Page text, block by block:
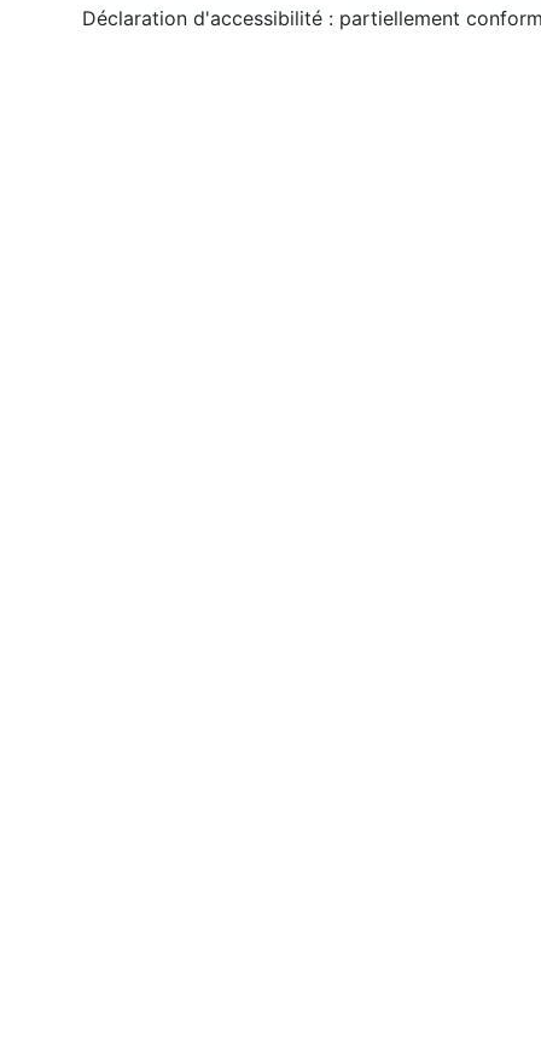
Déclaration d'accessibilité : partiellement